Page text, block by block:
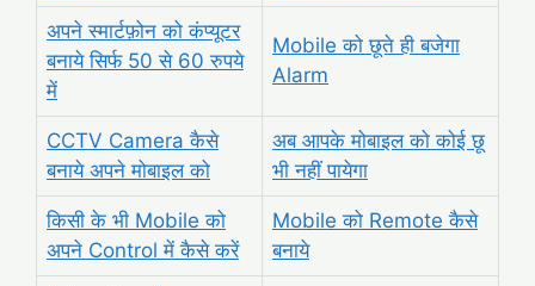
अपने स्मार्टफ़ोन को कंप्यूटर
बनाये सिर्फ 50 से 60 रुपये
में
Mobile को छूते ही बजेगा
Alarm
CCTV Camera कैसे
बनाये अपने मोबाइल को
अब आपकेमोबाइल को कोई छू
भी नहीं पायेगा
किसी के भी Mobile को
अपने Control में कैसे करें
Mobile को Remote कैसे
बनाये